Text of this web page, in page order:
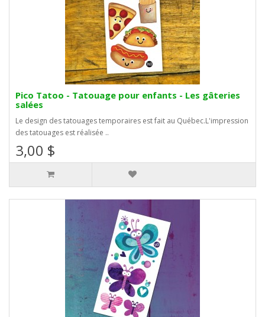
Pico Tatoo - Tatouage pour enfants - Les gâteries
salées
Le design des tatouages temporaires est fait au Québec.L'impression
des tatouages est réalisée ..
3,00 $